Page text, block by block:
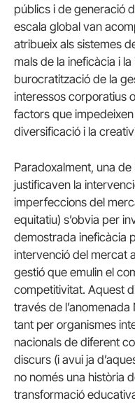
públics i de generació
escala global van
atribueix als sistemes
mals de la ineficàcia i
burocratització de la
interessos corporatius
factors que
diversificació i la
Paradoxalment, una
justificaven la
imperfeccions del
equitatiu) s’obvia per
demostrada ineficàcia
intervenció del mercat
gestió que emulin el
competitivitat. Aquest
través de
tant per organismes
nacionals de diferent
discurs (i avui ja
no només una història
transformació